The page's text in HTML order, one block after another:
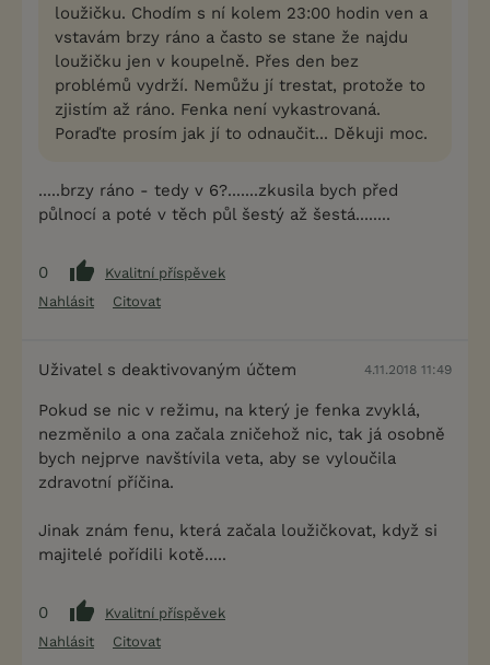
loužičku. Chodím s ní kolem 23:00 hodin ven a
vstavám brzy ráno a často se stane že najdu
loužičku jen v koupelně. Přes den bez
problémů vydrží. Nemůžu jí trestat, protože to
zjistím až ráno. Fenka není vykastrovaná.
Poraďte prosím jak jí to odnaučit... Děkuji moc.
.....brzy ráno - tedy v 6?.......zkusila bych před
půlnocí a poté v těch půl šestý až šestá........
0
Kvalitní příspěvek
Nahlásit
Citovat
Uživatel s deaktivovaným účtem 4.11.2018 11:49
Pokud se nic v režimu, na který je fenka zvyklá,
nezměnilo a ona začala zničehož nic, tak já osobně
bych nejprve navštívila veta, aby se vyloučila
zdravotní příčina.
Jinak znám fenu, která začala loužičkovat, když si
majitelé pořídili kotě.....
0
Kvalitní příspěvek
Nahlásit
Citovat